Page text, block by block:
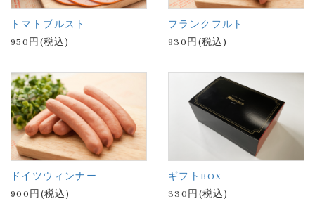
トマトブルスト
950円(税込)
フランクフルト
930円(税込)
ドイツウィンナー
900円(税込)
ギフトBOX
330円(税込)